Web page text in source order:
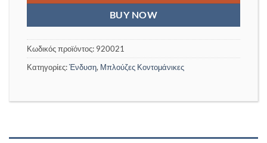
BUY NOW
Κωδικός προϊόντος: 920021
Κατηγορίες:Ένδυση, Μπλούζες Κοντομάνικες